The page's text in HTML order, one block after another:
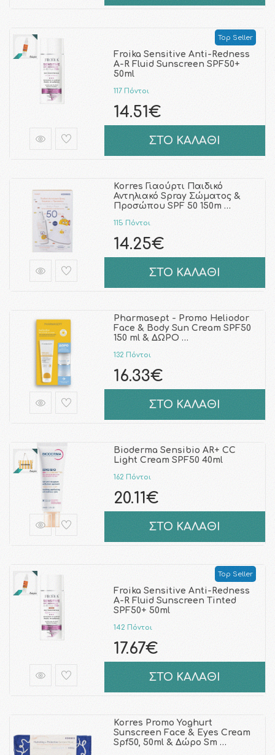
Top Seller
Froika Sensitive Anti-Redness
A-R Fluid Sunscreen SPF50+
50ml
117 Πόντοι
14.51€
ΣΤΟ ΚΑΛΑΘΙ
Korres Γιαούρτι Παιδικό
Αντηλιακό Spray Σώματος &
Προσώπου SPF 50 150m …
115 Πόντοι
14.25€
ΣΤΟ ΚΑΛΑΘΙ
Pharmasept - Promo Heliodor
Face & Body Sun Cream SPF50
150 ml & ΔΩΡΟ …
132 Πόντοι
16.33€
ΣΤΟ ΚΑΛΑΘΙ
Bioderma Sensibio AR+ CC
Light Cream SPF50 40ml
162 Πόντοι
20.11€
ΣΤΟ ΚΑΛΑΘΙ
Top Seller
Froika Sensitive Anti-Redness
A-R Fluid Sunscreen Tinted
SPF50+ 50ml
142 Πόντοι
17.67€
ΣΤΟ ΚΑΛΑΘΙ
Korres Promo Yoghurt
Sunscreen Face & Eyes Cream
Spf50, 50ml & Δώρο Sm …